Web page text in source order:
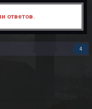
ответов.
4